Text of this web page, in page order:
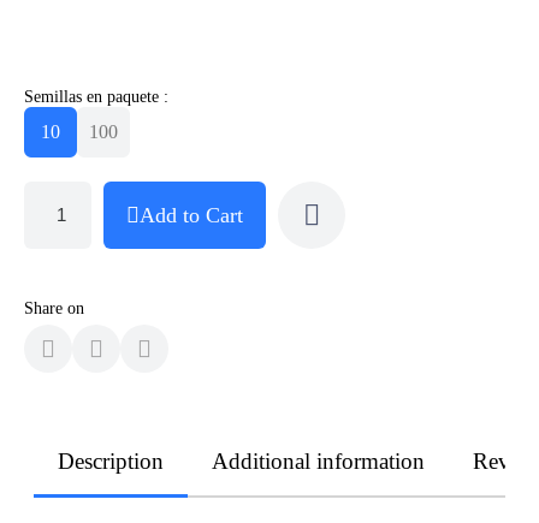
Semillas en paquete :
10 100
Add to Cart
Share on
Description Additional information